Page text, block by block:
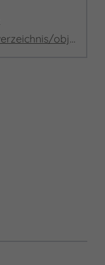
www.badduerrenberg.de/verzeichnis/objekt.php?mandat=202827